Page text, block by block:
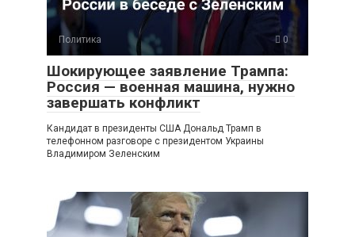
Политика 0
Шокирующее заявление Трампа:
Россия — военная машина, нужно
завершать конфликт
Кандидат в президенты США Дональд Трамп в
телефонном разговоре с президентом Украины
Владимиром Зеленским